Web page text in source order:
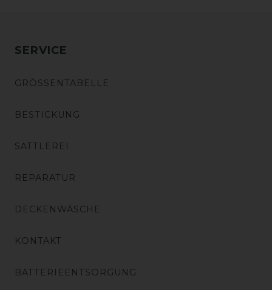
SERVICE
GRÖSSENTABELLE
BESTICKUNG
SATTLEREI
REPARATUR
DECKENWÄSCHE
KONTAKT
BATTERIEENTSORGUNG